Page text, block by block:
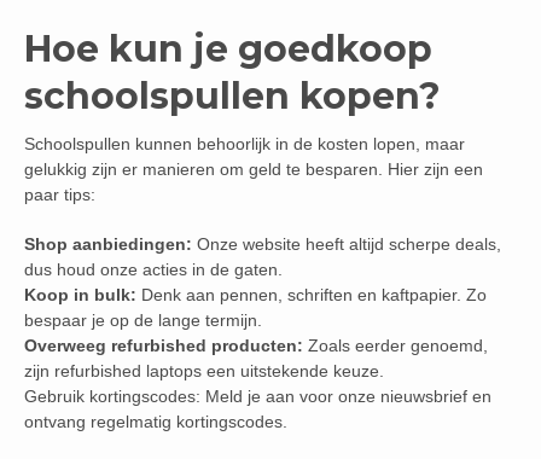
Hoe kun je goedkoop
schoolspullen kopen?
Schoolspullen kunnen behoorlijk in de kosten lopen, maar
gelukkig zijn er manieren om geld te besparen. Hier zijn een
paar tips:
Shop aanbiedingen: Onze website heeft altijd scherpe deals,
dus houd onze acties in de gaten.
Koop in bulk: Denk aan pennen, schriften en kaftpapier. Zo
bespaar je op de lange termijn.
Overweeg refurbished producten: Zoals eerder genoemd,
zijn refurbished laptops een uitstekende keuze.
Gebruik kortingscodes: Meld je aan voor onze nieuwsbrief en
ontvang regelmatig kortingscodes.